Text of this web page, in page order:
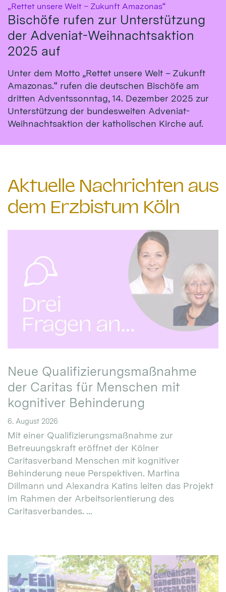
„Rettet unsere Welt – Zukunft Amazonas“
Bischöfe rufen zur Unterstützung
der Adveniat-Weihnachtsaktion
2025 auf
Unter dem Motto „Rettet unsere Welt – Zukunft
Amazonas.“ rufen die deutschen Bischöfe am
dritten Adventssonntag, 14. Dezember 2025 zur
Unterstützung der bundesweiten Adveniat-
Weihnachtsaktion der katholischen Kirche auf.
Aktuelle Nachrichten aus
dem Erzbistum Köln
Neue Qualifizierungsmaßnahme
der Caritas für Menschen mit
kognitiver Behinderung
6. August 2026
Mit einer Qualifizierungsmaßnahme zur
Betreuungskraft eröffnet der Kölner
Caritasverband Menschen mit kognitiver
Behinderung neue Perspektiven. Martina
Dillmann und Alexandra Katins leiten das Projekt
im Rahmen der Arbeitsorientierung des
Caritasverbandes. ...